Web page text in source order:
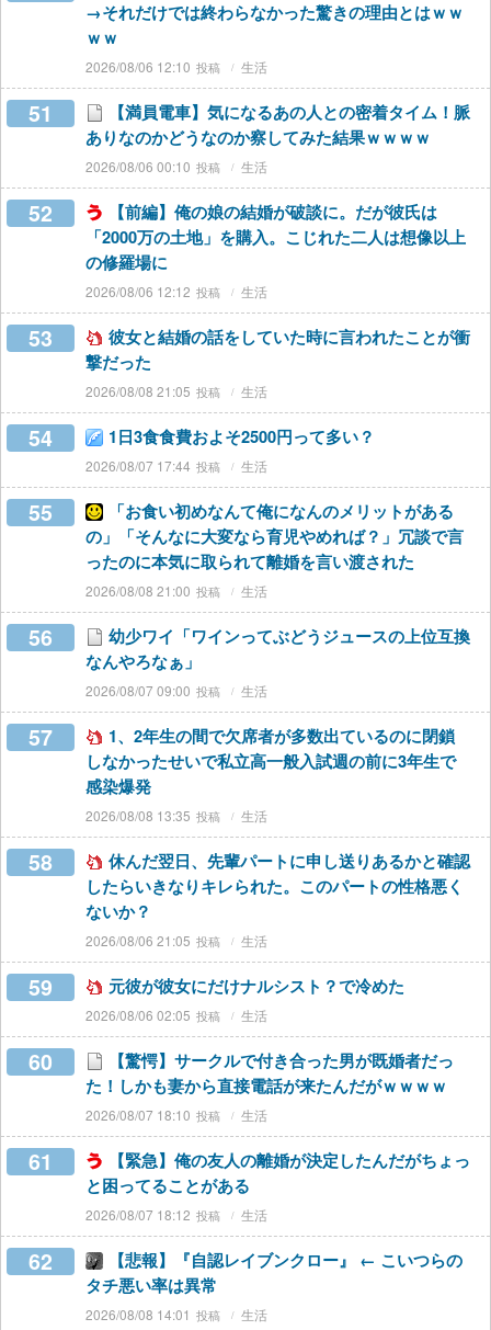
→それだけでは終わらなかった驚きの理由とはｗｗ
ｗｗ
2026/08/06 12:10 生活
51
【満員電車】気になるあの人との密着タイム！脈
ありなのかどうなのか察してみた結果ｗｗｗｗ
2026/08/06 00:10 生活
52
【前編】俺の娘の結婚が破談に。だが彼氏は
「2000万の土地」を購入。こじれた二人は想像以上
の修羅場に
2026/08/06 12:12 生活
53
彼女と結婚の話をしていた時に言われたことが衝
撃だった
2026/08/08 21:05 生活
54 1日3食食費およそ2500円って多い？
2026/08/07 17:44 生活
55
「お食い初めなんて俺になんのメリットがある
の」「そんなに大変なら育児やめれば？」冗談で言
ったのに本気に取られて離婚を言い渡された
2026/08/08 21:00 生活
56
幼少ワイ「ワインってぶどうジュースの上位互換
なんやろなぁ」
2026/08/07 09:00 生活
57
1、2年生の間で欠席者が多数出ているのに閉鎖
しなかったせいで私立高一般入試週の前に3年生で
感染爆発
2026/08/08 13:35 生活
58
休んだ翌日、先輩パートに申し送りあるかと確認
したらいきなりキレられた。このパートの性格悪く
ないか？
2026/08/06 21:05 生活
59 元彼が彼女にだけナルシスト？で冷めた
2026/08/06 02:05 生活
60
【驚愕】サークルで付き合った男が既婚者だっ
た！しかも妻から直接電話が来たんだがｗｗｗｗ
2026/08/07 18:10 生活
61
【緊急】俺の友人の離婚が決定したんだがちょっ
と困ってることがある
2026/08/07 18:12 生活
62
【悲報】『自認レイブンクロー』 ← こいつらの
タチ悪い率は異常
2026/08/08 14:01 生活